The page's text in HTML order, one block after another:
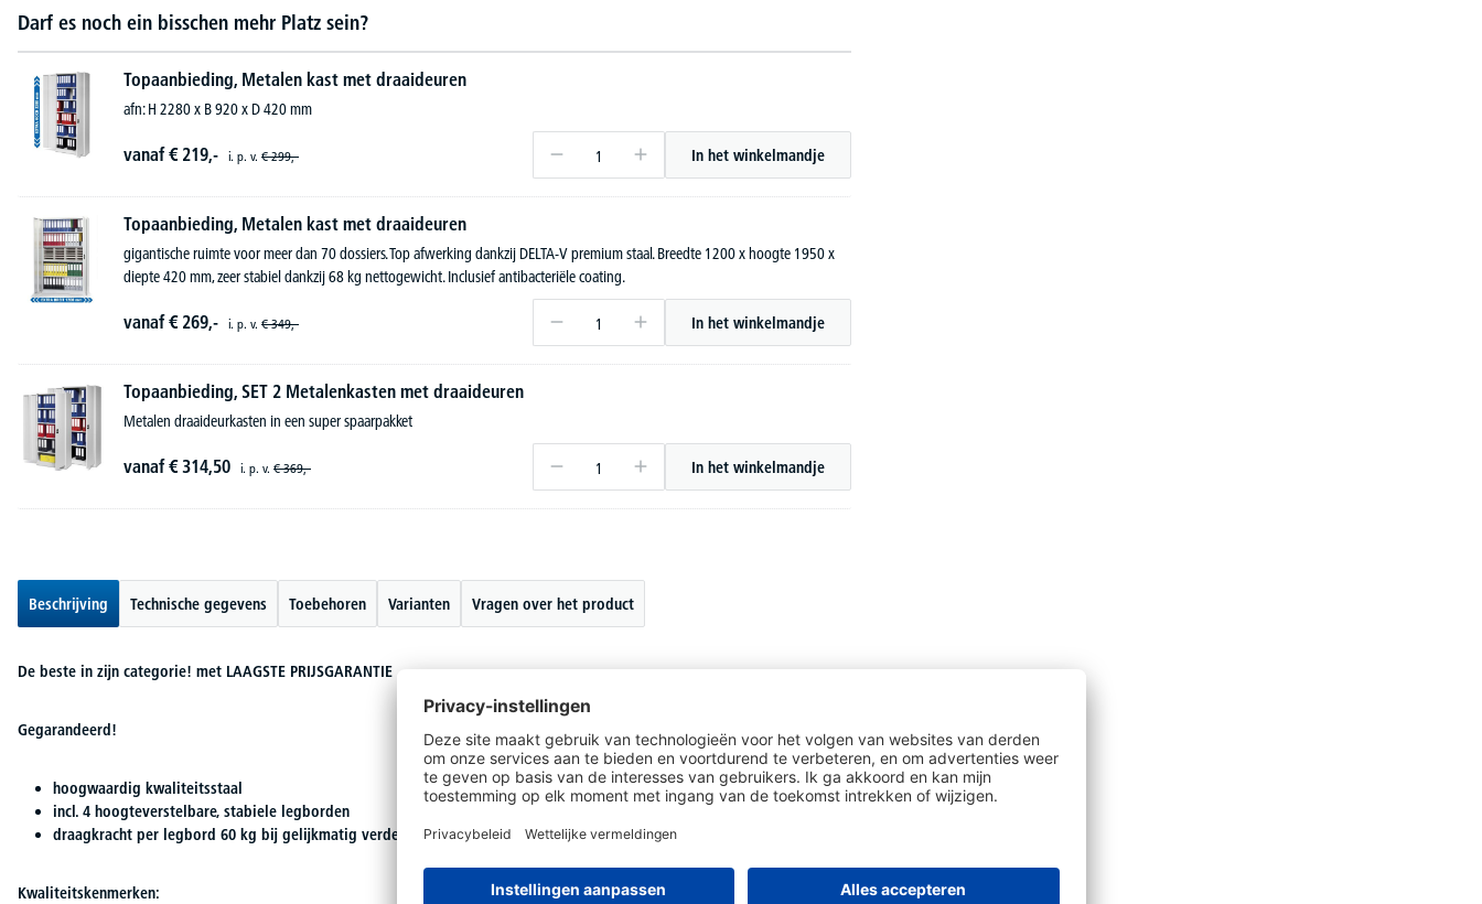
Darf es noch ein bisschen mehr Platz sein?
Topaanbieding, Metalen kast met draaideuren
afn: H 2280 x B 920 x D 420 mm
vanaf€ 219,- i. p. v. € 299,- In het winkelmandje
Topaanbieding, Metalen kast met draaideuren
gigantische ruimte voor meer dan 70 dossiers. Top afwerking dankzij DELTA-V premium staal. Breedte 1200 x hoogte 1950 x
diepte 420 mm, zeer stabiel dankzij 68 kg nettogewicht. Inclusief antibacteriële coating.
vanaf€ 269,- i. p. v. € 349,- In het winkelmandje
Topaanbieding, SET 2 Metalenkasten met draaideuren
Metalen draaideurkasten in een super spaarpakket
vanaf€ 314,50 i. p. v. € 369,- In het winkelmandje
Beschrijving Technische gegevens Toebehoren Varianten Vragen over het product
De beste in zijn categorie! met LAAGSTE PRIJSGARANTIE
Gegarandeerd!
hoogwaardig kwaliteitsstaal
incl. 4 hoogteverstelbare, stabiele legborden
draagkracht per legbord 60 kg bij gelijkmatig verdeelde last
Kwaliteitskenmerken: